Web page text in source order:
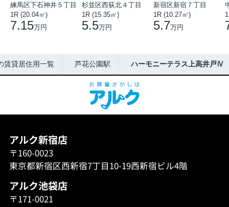
練馬区下石神井５丁目
1R (20.04㎡)
7.15万円
杉並区西荻北４丁目
1R (15.35㎡)
5.5万円
新宿区新宿７丁目
1R (10.27㎡)
5.7万円
賃貸居住用一覧 芦花公園駅 ハーモニーテラス上高井戸Ⅳ
アルク新宿店
〒160-0023
東京都新宿区西新宿7丁目10-19西新宿ビル4階
アルク池袋店
〒171-0021